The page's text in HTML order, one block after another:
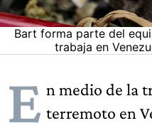
Bart forma parte del
trabaja en
E n medio de la
terremoto en